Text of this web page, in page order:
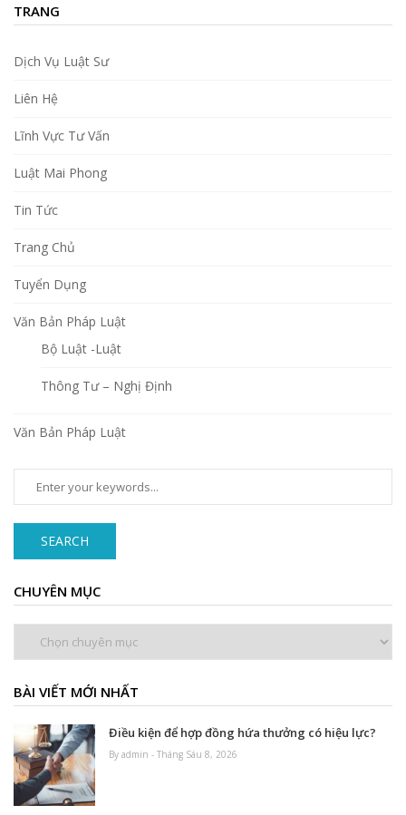
TRANG
Dịch Vụ Luật Sư
Liên Hệ
Lĩnh Vực Tư Vấn
Luật Mai Phong
Tin Tức
Trang Chủ
Tuyển Dụng
Văn Bản Pháp Luật
Bộ Luật -Luật
Thông Tư – Nghị Định
Văn Bản Pháp Luật
SEARCH
CHUYÊN MỤC
BÀI VIẾT MỚI NHẤT
Điều kiện để hợp đồng hứa thưởng có hiệu lực?
By admin - Tháng Sáu 8, 2026